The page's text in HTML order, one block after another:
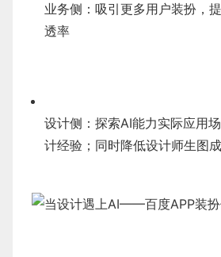
业务侧：吸引更多用户装扮，
透率
设计侧：探索AI能力实际应用
计经验；同时降低设计师生图